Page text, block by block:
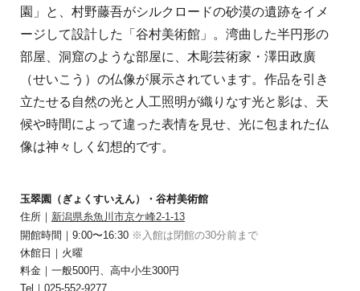
園」と、村野藤吾がシルクロードの砂漠の遺跡をイメ
ージして設計した「谷村美術館」。湾曲した半円形の
部屋、洞窟のような部屋に、木彫芸術家・澤田政廣
（せいこう）の仏像が展示されています。作品を引き
立たせる自然の光と人工照明が織りなす光と影は、天
候や時間によって違った表情を見せ、光に包まれた仏
像は神々しく幻想的です。
玉翠園（ぎょくすいえん）・谷村美術館
住所｜ 新潟県糸魚川市京ケ峰2-1-13
開館時間｜9:00〜16:30 ※入館は閉館の30分前まで
休館日｜火曜
料金｜一般500円、高中小生300円
Tel｜025-552-9277